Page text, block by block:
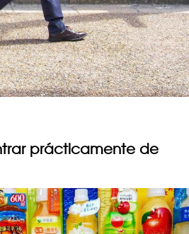
prácticamente de